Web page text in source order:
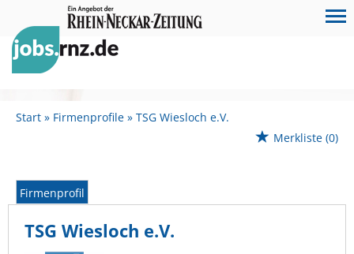
Start Firmenprofile
TSG Wiesloch e.V.
Merkliste (0)
Firmenprofil
TSG Wiesloch e.V.